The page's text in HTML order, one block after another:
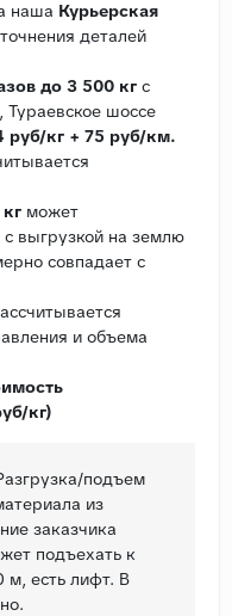
наша Курьерская
деталей
до 3 500 кг с
шоссе
руб/кг + 75 руб/км.
может
выгрузкой на землю
совпадает с
и объема
кг)
подъем
из
заказчика
подъехать к
м, есть лифт. В